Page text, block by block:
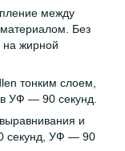
между
Без
на жирной
тонким слоем,
в УФ — 90 секунд.
и
секунд, УФ — 90